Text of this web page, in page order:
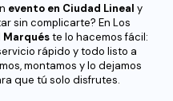
evento en Ciudad Lineal y
sin complicarte? En Los
Marquéste lo hacemos fácil:
rápido y todo listo a
montamos y lo dejamos
que tú solo disfrutes.